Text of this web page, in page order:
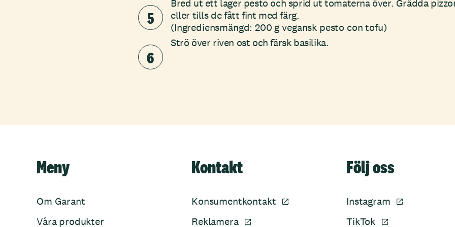
5
Bred ut ett lager pesto och sprid ut tomaterna över. Grädda
eller tills de fått fint med färg.
(Ingrediensmängd: 200 g vegansk pesto con tofu)
6
Strö över riven ost och färsk basilika.
Meny
Om Garant
Våra produkter
Kontakt
Konsumentkontakt
Reklamera
Följ oss
Instagram
TikTok